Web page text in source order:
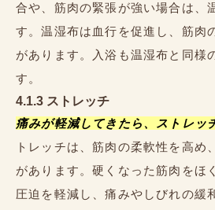
合や、筋肉の緊張が強い場合は、
す。温湿布は血行を促進し、筋肉
があります。入浴も温湿布と同様
す。
4.1.3 ストレッチ
痛みが軽減してきたら、ストレッ
トレッチは、筋肉の柔軟性を高め
があります。硬くなった筋肉をほ
圧迫を軽減し、痛みやしびれの緩